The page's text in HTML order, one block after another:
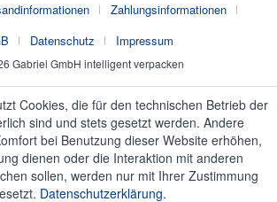
Zahlungsinformationen
Datenschutz Impressum
Gabriel GmbH intelligent verpacken
Cookies, die für den technischen Betrieb der
sind und stets gesetzt werden. Andere
bei Benutzung dieser Website erhöhen,
dienen oder die Interaktion mit anderen
sollen, werden nur mit Ihrer Zustimmung
Datenschutzerklärung.